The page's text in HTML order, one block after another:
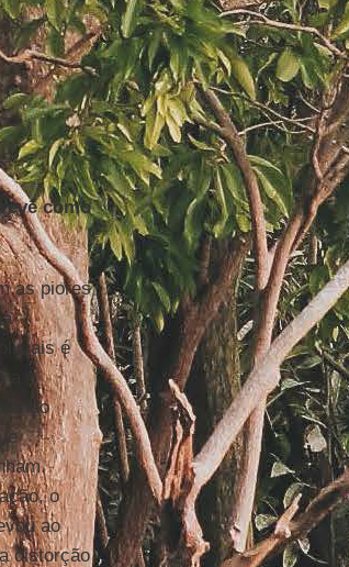
como
as piores
é
o
ao
distorção